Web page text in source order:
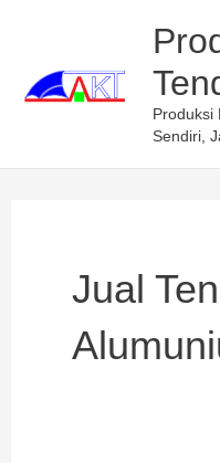
content
Produksi
Sendiri,
Jual